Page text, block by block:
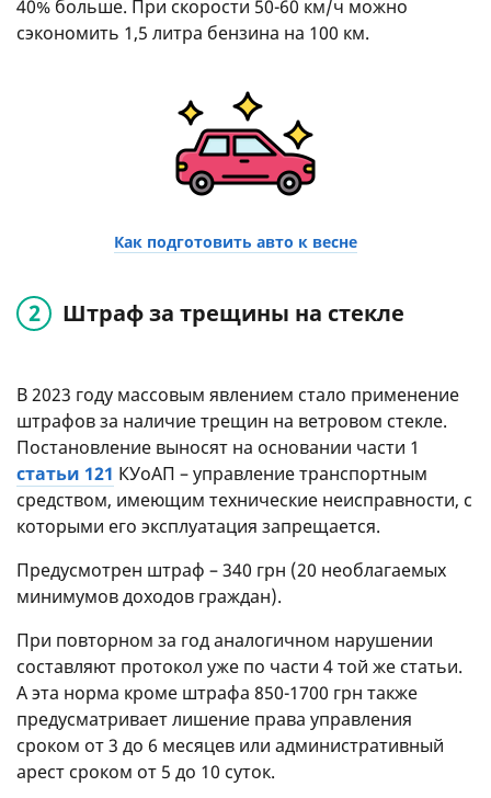
40% больше. При скорости 50-60 км/ч можно
сэкономить 1,5 литра бензина на 100 км.
Как подготовить авто к весне
Штраф за трещины на стекле
В 2023 году массовым явлением стало применение
штрафов за наличие трещин на ветровом стекле.
Постановление выносят на основании части 1
статьи 121 КУоАП – управление транспортным
средством, имеющим технические неисправности, с
которыми его эксплуатация запрещается.
Предусмотрен штраф – 340 грн (20 необлагаемых
минимумов доходов граждан).
При повторном за год аналогичном нарушении
составляют протокол уже по части 4 той же статьи.
А эта норма кроме штрафа 850-1700 грн также
предусматривает лишение права управления
сроком от 3 до 6 месяцев или административный
арест сроком от 5 до 10 суток.